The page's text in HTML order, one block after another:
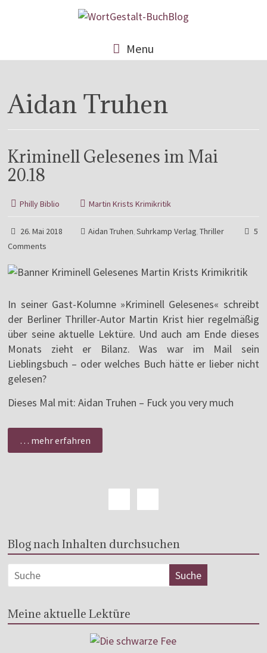
Menu
Aidan Truhen
Kriminell Gelesenes im Mai
20.18
Philly Biblio Martin Krists Krimikritik
26. Mai 2018 Aidan Truhen,Suhrkamp Verlag,Thriller
5
Comments
In seiner Gast-Kolumne »Kriminell Gelesenes« schreibt
der Berliner Thriller-Autor Martin Krist hier regelmäßig
über seine aktuelle Lektüre. Und auch am Ende dieses
Monats zieht er Bilanz. Was war im Mail sein
Lieblingsbuch – oder welches Buch hätte er lieber nicht
gelesen?
Dieses Mal mit: Aidan Truhen – Fuck you very much
… mehr erfahren
Blog nach Inhalten durchsuchen
Meine aktuelle Lektüre